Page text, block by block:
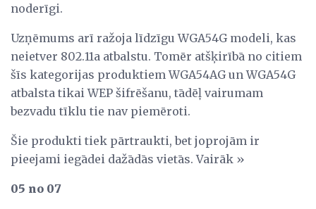
noderīgi.
Uzņēmums arī ražoja līdzīgu WGA54G modeli, kas
neietver 802.11a atbalstu. Tomēr atšķirībā no citiem
šīs kategorijas produktiem WGA54AG un WGA54G
atbalsta tikai WEP šifrēšanu, tādēļ vairumam
bezvadu tīklu tie nav piemēroti.
Šie produkti tiek pārtraukti, bet joprojām ir
pieejami iegādei dažādās vietās. Vairāk »
05 no 07